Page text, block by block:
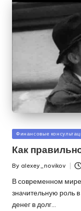
Posted
Финансовые
Как
Posted
By alexey_novikov
В современном
значительную роль
денег в долг…